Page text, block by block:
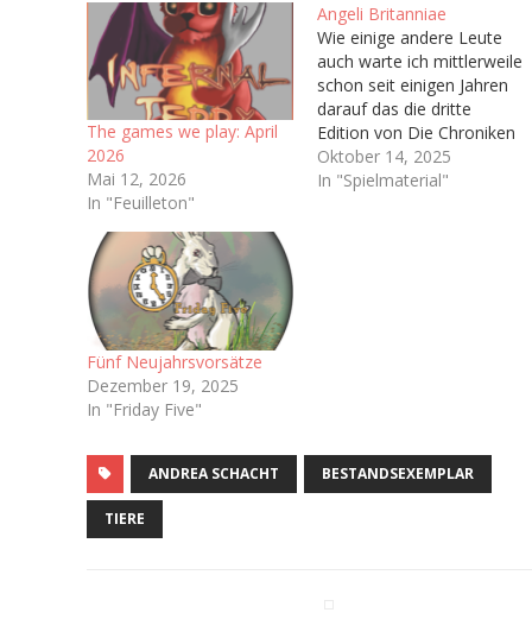
The games we play: April
2026
Mai 12, 2026
In "Feuilleton"
Angeli Britanniae
Wie einige andere Leute
auch warte ich mittlerweile
schon seit einigen Jahren
darauf das die dritte
Edition von Die Chroniken
der Engel (Vulgo: Engel),
welche ja irgendwann bald
Oktober 14, 2025
In "Spielmaterial"
Fünf Neujahrsvorsätze
Dezember 19, 2025
In "Friday Five"
ANDREA SCHACHT BESTANDSEXEMPLAR
TIERE